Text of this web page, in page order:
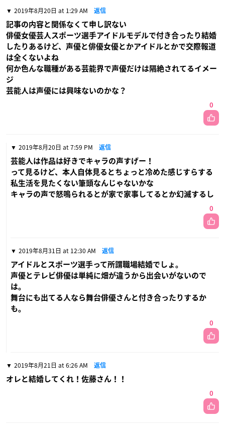
2019年8月20日 at 1:29 AM 返信
記事の内容と関係なくて申し訳ない
俳優女優芸人スポーツ選手アイドルモデルで付き合ったり結婚
したりあるけど、声優と俳優女優とかアイドルとかで交際報道
は全くないよね
何か色んな職種がある芸能界で声優だけは隔絶されてるイメー
ジ
芸能人は声優には興味ないのかな？
0
2019年8月20日 at 7:59 PM 返信
芸能人は作品は好きでキャラの声すげー！
って見るけど、本人自体見るとちょっと冷めた感じすらする
私生活を見たくない筆頭なんじゃないかな
キャラの声で怒鳴られるとが家で家事してるとか幻滅するし
0
2019年8月31日 at 12:30 AM 返信
アイドルとスポーツ選手って所謂職場結婚でしょ。
声優とテレビ俳優は単純に畑が違うから出会いがないので
は。
舞台にも出てる人なら舞台俳優さんと付き合ったりするか
も。
0
2019年8月21日 at 6:26 AM 返信
オレと結婚してくれ！佐藤さん！！
0